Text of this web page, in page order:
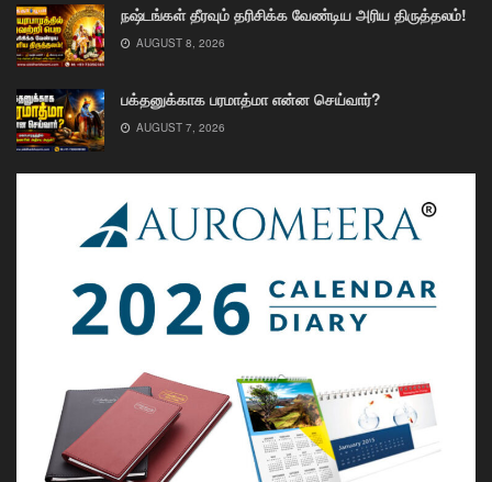
நஷ்டங்கள் தீரவும் தரிசிக்க வேண்டிய அரிய திருத்தலம்!
AUGUST 8, 2026
பக்தனுக்காக பரமாத்மா என்ன செய்வார்?
AUGUST 7, 2026